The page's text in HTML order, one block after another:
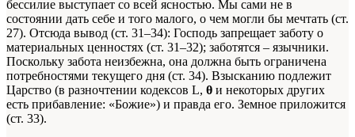
бессилие выступает со всей ясностью. Мы сами не в
состоянии дать себе и того малого, о чем могли бы мечтать (ст.
27). Отсюда вывод (ст. 31–34): Господь запрещает заботу о
материальных ценностях (ст. 31–32); заботятся – язычники.
Поскольку забота неизбежна, она должна быть ограничена
потребностями текущего дня (ст. 34). Взысканию подлежит
Царство (в разночтении кодексов L, θ и некоторых других
есть прибавление: «Божие») и правда его. Земное приложится
(ст. 33).